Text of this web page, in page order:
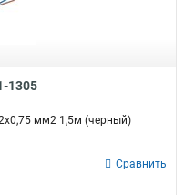
1305
мм2 1,5м (черный)
Сравнить